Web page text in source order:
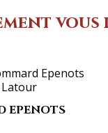
EPENOTS